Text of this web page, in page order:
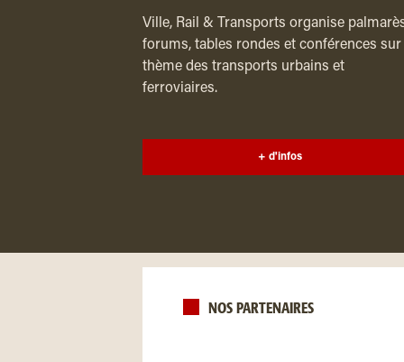
Ville, Rail & Transports organise
forums, tables rondes et conférences sur
thème des transports urbains et
ferroviaires.
+ d'infos
NOS PARTENAIRES